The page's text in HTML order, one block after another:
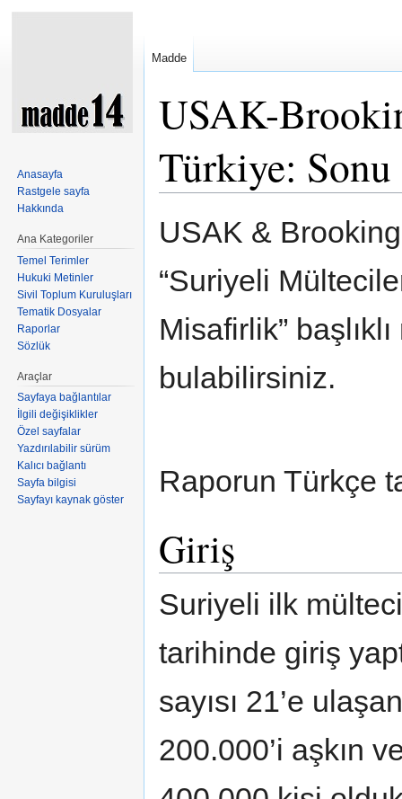
USAK-
Türkiye:
USAK &
“Suriyeli
Misafirlik”
bulabilirsiniz.
Raporun Türkçe
Giriş
Suriyeli ilk
tarihinde giriş
sayısı 21’e
200.000’i aşkın
Madde
Anasayfa
Rastgele sayfa
Hakkında
Ana Kategoriler
Temel Terimler
Hukuki Metinler
Sivil Toplum Kuruluşları
Tematik Dosyalar
Raporlar
Sözlük
Araçlar
Sayfaya bağlantılar
İlgili değişiklikler
Özel sayfalar
Yazdırılabilir sürüm
Kalıcı bağlantı
Sayfa bilgisi
Sayfayı kaynak göster